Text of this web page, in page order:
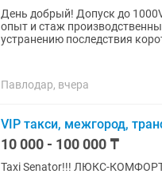
День добрый! Допуск до 1000V , окажу услуги электрика качественно и аккуратно имеется
опыт и стаж
устранению последствия
Павлодар, вчера
VIP такси, межгород,
10 000 - 100 000 ₸
Taxi Senator!!! ЛЮКС-КОМФОРТ